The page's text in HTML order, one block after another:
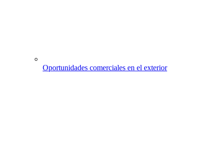
Oportunidades comerciales en el exterior